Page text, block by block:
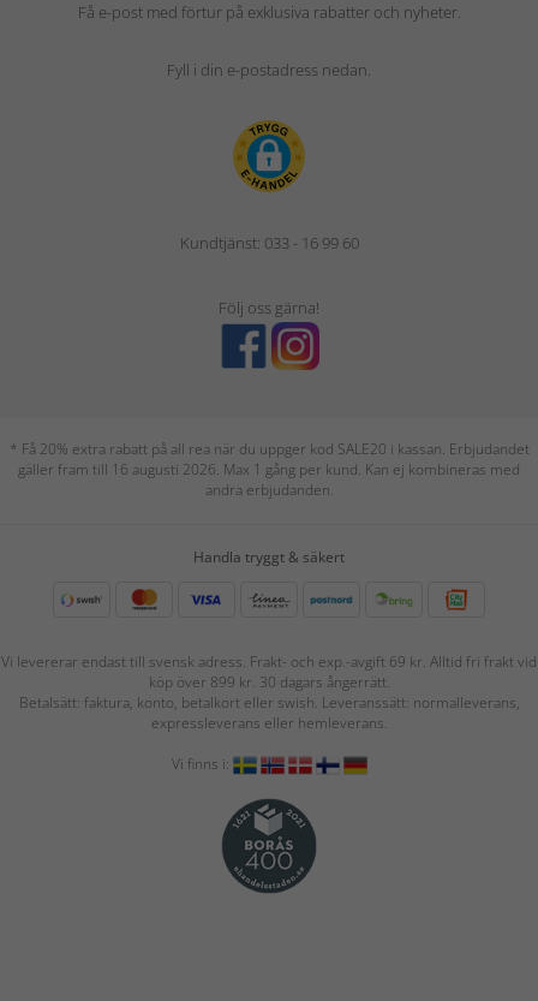
Få e-post med förtur på exklusiva rabatter och nyheter.
Fyll i din e-postadress nedan.
Kundtjänst: 033 - 16 99 60
Följ oss gärna!
* Få 20% extra rabatt på all rea när du uppger kod SALE20 i kassan. Erbjudandet
gäller fram till 16 augusti 2026. Max 1 gång per kund. Kan ej kombineras med
andra erbjudanden.
Handla tryggt & säkert
Vi levererar endast till svensk adress. Frakt- och exp.-avgift 69 kr. Alltid fri frakt vid
köp över 899 kr. 30 dagars ångerrätt.
Betalsätt: faktura, konto, betalkort eller swish. Leveranssätt: normalleverans,
expressleverans eller hemleverans.
Vi finns i: